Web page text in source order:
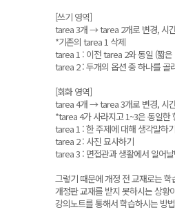
[쓰기 영역]
tarea 3개 → tarea 2개로 변경, 시
*기존의 tarea 1 삭제
tarea 1 : 이전 tarea 2와 동일 (짧은
tarea 2 : 두개의 옵션 중 하나를 골
[회화 영역]
tarea 4개 → tarea 3개로 변경, 시
*tarea 4가 사라지고 1~3은 동일한
tarea 1 : 한 주제에 대해 생각말하기
tarea 2 : 사진 묘사하기
tarea 3 : 면접관과 생활에서 일어
그렇기 때문에 개정 전 교재로는
개정판 교재를 받지 못하시는 상황
강의노트를 통해서 학습하시는 방